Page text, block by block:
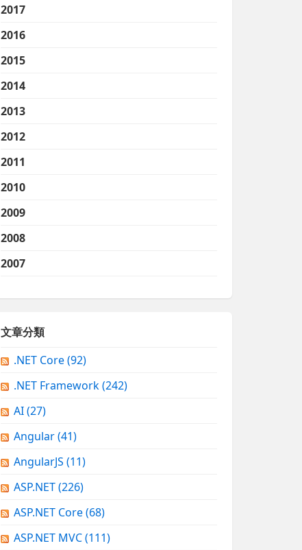
2017
2016
2015
2014
2013
2012
2011
2010
2009
2008
2007
文章分類
.NET Core(92)
.NET Framework(242)
AI(27)
Angular(41)
AngularJS (11)
ASP.NET(226)
ASP.NET Core(68)
ASP.NET MVC(111)